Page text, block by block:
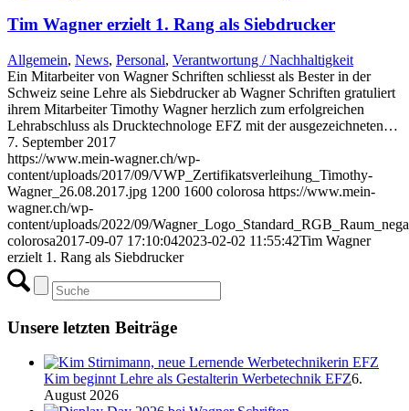
Tim Wagner erzielt 1. Rang als Siebdrucker
Allgemein, News, Personal, Verantwortung / Nachhaltigkeit
Ein Mitarbeiter von Wagner Schriften schliesst als Bester in der
Schweiz seine Lehre als Siebdrucker ab Wagner Schriften gratuliert
ihrem Mitarbeiter Timothy Wagner herzlich zum erfolgreichen
Lehrabschluss als Drucktechnologe EFZ mit der ausgezeichneten…
7. September 2017
https://www.mein-wagner.ch/wp-
content/uploads/2017/09/VWP_Zertifikatsverleihung_Timothy-
Wagner_26.08.2017.jpg 1200 1600 colorosa https://www.mein-
wagner.ch/wp-
content/uploads/2022/09/
colorosa2017-09-07 17:10:042023-02-02 11:55:42Tim Wagner
erzielt 1. Rang als Siebdrucker
Unsere letzten Beiträge
Kim beginnt Lehre als Gestalterin Werbetechnik EFZ6.
August 2026